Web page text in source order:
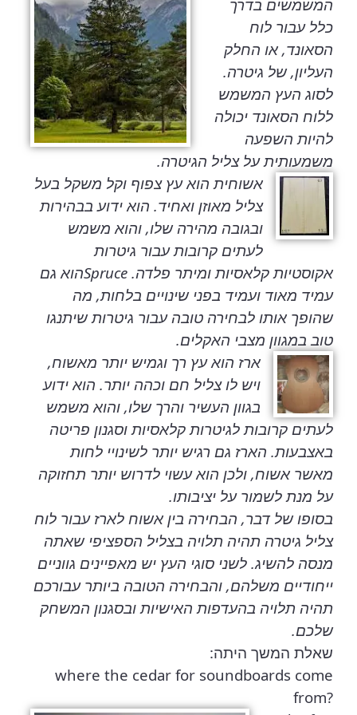
המשמשים בדרך
כלל עבור לוח
הסאונד, או החלק
העליון, של גיטרה.
לסוג העץ המשמש
ללוח הסאונד יכולה
להיות השפעה
משמעותית על צליל הגיטרה.
אשוחית הוא עץ צפוף וקל משקל בעל
צליל מאוזן ואחיד. הוא ידוע בבהירות
ובגובה מהירה שלו, והוא משמש
לעתים קרובות עבור גיטרות
אקוסטיות קלאסיות ומיתר פלדה. Spruceהוא גם
עמיד מאוד ועמיד בפני שינויים בלחות, מה
שהופך אותו לבחירה טובה עבור גיטרות שיתנגו
טוב במגוון מצבי האקלים.
ארז הוא עץ רך וגמיש יותר מאשוח,
ויש לו צליל חם וכהה יותר. הוא ידוע
בגוון העשיר והרך שלו, והוא משמש
לעתים קרובות לגיטרות קלאסיות וסגנון פריטה
באצבעות. הארז גם רגיש יותר לשינויי לחות
מאשר אשוח, ולכן הוא עשוי לדרוש יותר תחזוקה
על מנת לשמור על יציבותו.
בסופו של דבר, הבחירה בין אשוח לארז עבור לוח
צליל גיטרה תהיה תלויה בצליל הספציפי שאתה
מנסה להשיג. לשני סוגי העץ יש מאפיינים גווניים
ייחודיים משלהם, והבחירה הטובה ביותר עבורכם
תהיה תלויה בהעדפות האישיות ובסגנון המשחק
שלכם.
שאלת המשך היתה:
where the cedar for soundboards come
from?